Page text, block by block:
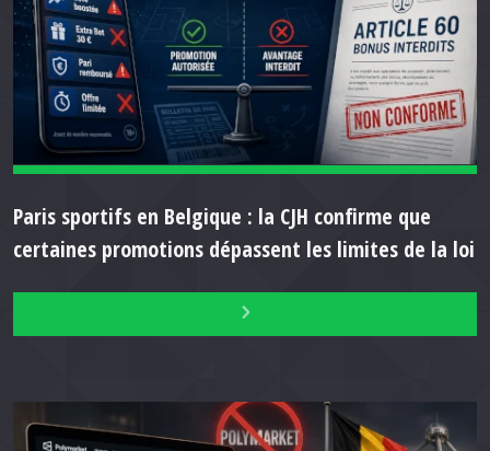
Paris sportifs en Belgique : la CJH confirme que
certaines promotions dépassent les limites de la loi